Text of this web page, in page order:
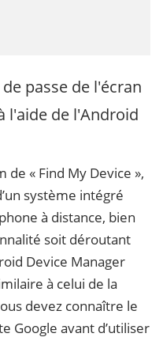
passe de l'écran
l'aide de l'Android
de « Find My Device »,
système intégré
à distance, bien
soit déroutant
Device Manager
à celui de la
devez connaître le
Google avant d’utiliser